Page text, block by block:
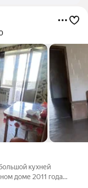
кухней
доме 2011 года